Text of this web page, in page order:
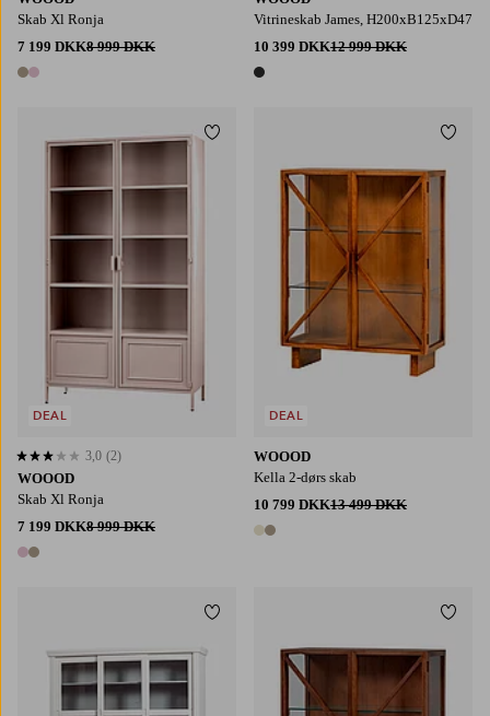
Skab Xl Ronja
7 199 DKK8 999 DKK
2 farver
Vitrineskab James, H200xB125xD47
10 399 DKK12 999 DKK
1 farve
WOOOD
Skab Xl Ronja
7 199 DKK8 999 DKK
2 farver
3,0 baseret på 2 bedømmelser
3,0 (2)
DEAL
Tilføj til favoritter
WOOOD
Kella 2-dørs skab
10 799 DKK13 499 DKK
2 farver
DEAL
Tilføj til favoritter